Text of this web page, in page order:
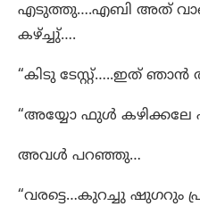
എടുത്തു….എബി അത്
കഴ്ച്ചു്….
“കിടു ടേസ്റ്റ്…..ഇത് ഞാൻ
“അയ്യോ ഫുൾ കഴിക്കലേ
അവൾ പറഞ്ഞു…
“വരട്ടെ…കുറച്ചു ഷുഗറും